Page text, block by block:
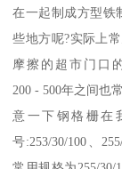
在一起制成方型铁
些地方呢?实际上
摩擦的超市门口
200 - 500年之间也
意一下钢格栅在
号:253/30/100、